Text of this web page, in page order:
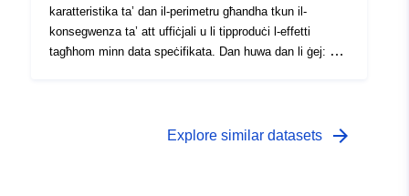
karatteristika ta’ dan il-perimetru għandha tkun il-
konsegwenza ta’ att uffiċjali u li tipproduċi l-effetti
tagħhom minn data speċifikata. Dan huwa dan li ġej: —
applikazzjoni rregolat mill-RPP approvat. Dan il-
Explore similar datasets arrow_forward